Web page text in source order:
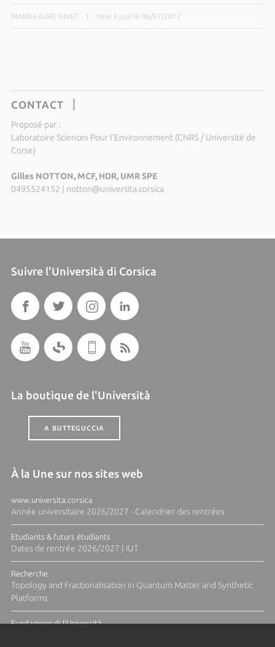
MARIE-LAURE NIVET Mise à jour le 06/07/2017
CONTACT
Proposé par :
Laboratoire Sciences Pour l'Environnement (CNRS / Université de
Corse)
Gilles NOTTON, MCF, HDR, UMR SPE
0495524152 | notton@universita.corsica
Suivre l'Università di Corsica
La boutique de l'Università
A BUTTEGUCCIA
À la Une sur nos sites web
www.universita.corsica
Année universitaire 2026/2027 - Calendrier des rentrées
Etudiants & futurs étudiants
Dates de rentrée 2026/2027 | IUT
Recherche
Topology and Fractionalisation in Quantum Matter and Synthetic
Platforms
Fundazione di l'Università